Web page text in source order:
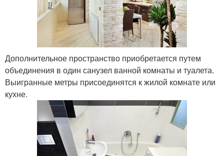
Дополнительное пространство приобретается путем
объединения в один санузел ванной комнаты и туалета.
Выигранные метры присоединятся к жилой комнате или
кухне.